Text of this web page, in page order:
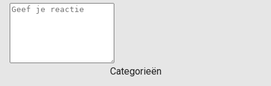
Categorieën